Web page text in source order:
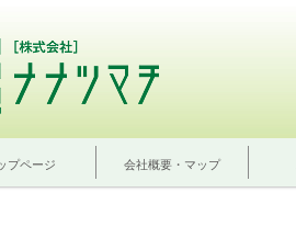
プページ 会社概要・マップ